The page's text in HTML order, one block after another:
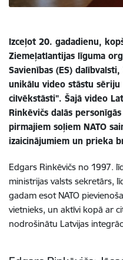
Izceļot 20. gadadienu,
Ziemeļatlantijas līguma
Savienības (ES)
unikālu video stāstu sēriju
cilvēkstāsti". Šajā video
Rinkēvičs dalās
pirmajiem soļiem NATO
izaicinājumiem un prieka
Edgars Rinkēvičs no 1997.
ministrijas valsts sekretārs,
gadam esot NATO
vietnieks, un aktīvi kopā ar
nodrošinātu Latvijas